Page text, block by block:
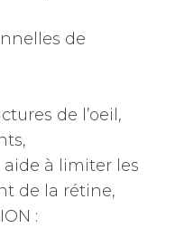
de
de l’oeil,
aide à limiter les
de la rétine,
: